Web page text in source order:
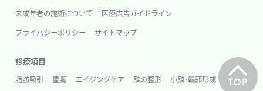
未成年者の施術について
医療広告ガイドライン
プライバシーポリシー
サイトマップ
診療項目
脂肪吸引 豊胸 エイジングケア 顔の整形 小顔･輪郭形成